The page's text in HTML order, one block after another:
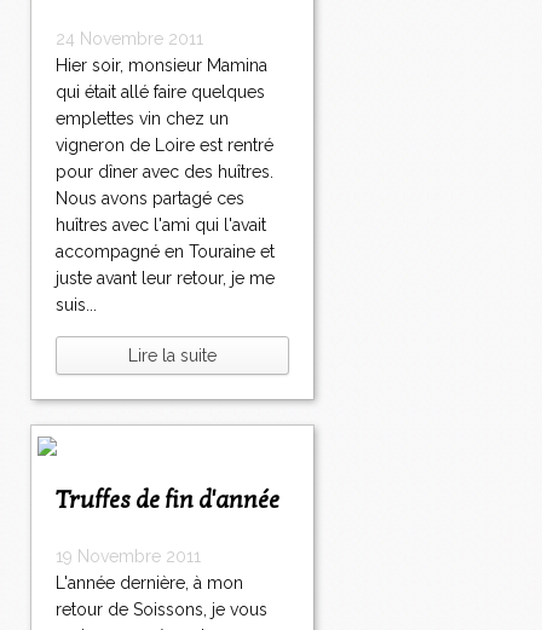
24 Novembre 2011
Hier soir, monsieur Mamina
qui était allé faire quelques
emplettes vin chez un
vigneron de Loire est rentré
pour dîner avec des huîtres.
Nous avons partagé ces
huîtres avec l'ami qui l'avait
accompagné en Touraine et
juste avant leur retour, je me
suis...
Lire la suite
Truffes de fin d'année
19 Novembre 2011
L'année dernière, à mon
retour de Soissons, je vous